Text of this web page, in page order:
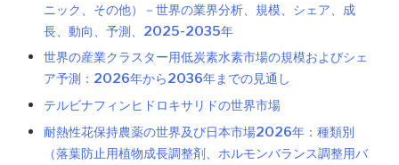
ニック、その他）－世界の業界分析、規模、シェア、成
長、動向、予測、2025-2035年
世界の産業クラスター用低炭素水素市場の規模およびシェ
ア予測：2026年から2036年までの見通し
テルビナフィンヒドロキサリドの世界市場
耐熱性花保持農薬の世界及び日本市場2026年：種類別
（落葉防止用植物成長調整剤、ホルモンバランス調整用バ